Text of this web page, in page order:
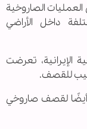
الصاروخية
داخل الأراضي
الإيرانية، تعرضت
للقصف.
أيضًا لقصف صاروخي